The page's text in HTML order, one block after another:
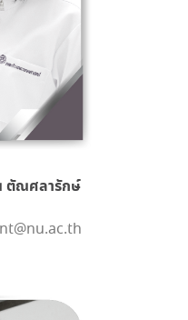
ตัณศลารักษ์